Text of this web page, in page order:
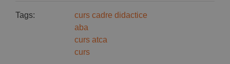
Tags:
curs cadre didactice
aba
curs atca
curs